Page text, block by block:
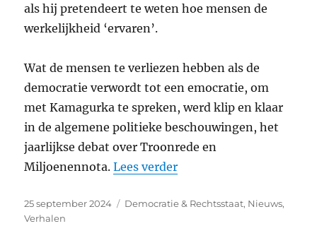
als hij pretendeert te weten hoe mensen de
werkelijkheid ‘ervaren’.
Wat de mensen te verliezen hebben als de
democratie verwordt tot een emocratie, om
met Kamagurka te spreken, werd klip en klaar
in de algemene politieke beschouwingen, het
jaarlijkse debat over Troonrede en
Miljoenennota.Lees verder“Met de emocratie is
Geplaatst
op
25 september 2024 Categorieën
Democratie & Rechtsstaat, Nieuws,
Verhalen